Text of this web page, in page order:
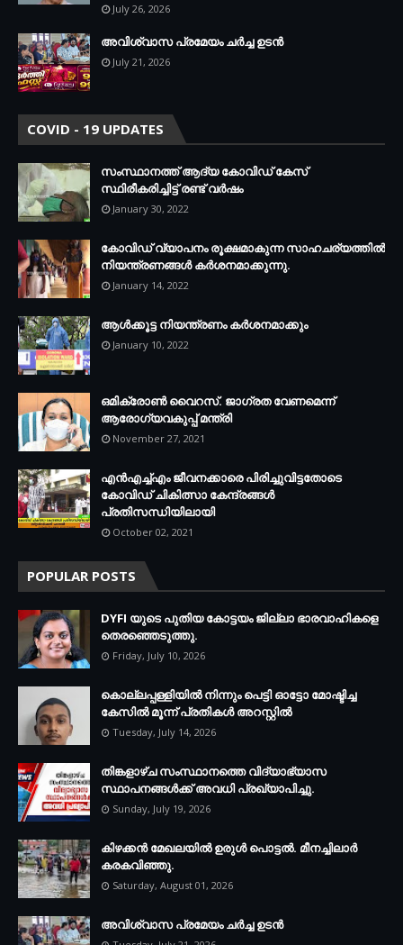
July 26, 2026
അവിശ്വാസ പ്രമേയം ചര്‍ച്ച ഉടന്‍
July 21, 2026
COVID - 19 UPDATES
സംസ്ഥാനത്ത് ആദ്യ കോവിഡ് കേസ്
സ്ഥിരീകരിച്ചിട്ട് രണ്ട് വര്‍ഷം
January 30, 2022
കോവിഡ് വ്യാപനം രൂക്ഷമാകുന്ന സാഹചര്യത്തില്‍
നിയന്ത്രണങ്ങള്‍ കര്‍ശനമാക്കുന്നു.
January 14, 2022
ആള്‍ക്കൂട്ട നിയന്ത്രണം കര്‍ശനമാക്കും
January 10, 2022
ഒമിക്രോണ്‍ വൈറസ്. ജാഗ്രത വേണമെന്ന്
ആരോഗ്യവകുപ്പ് മന്ത്രി
November 27, 2021
എന്‍എച്ച്എം ജീവനക്കാരെ പിരിച്ചുവിട്ടതോടെ
കോവിഡ് ചികിത്സാ കേന്ദ്രങ്ങള്‍
പ്രതിസന്ധിയിലായി
October 02, 2021
POPULAR POSTS
DYFI യുടെ പുതിയ കോട്ടയം ജില്ലാ ഭാരവാഹികളെ
തെരഞ്ഞെടുത്തു.
Friday, July 10, 2026
കൊല്ലപ്പള്ളിയില്‍ നിന്നും പെട്ടി ഓട്ടോ മോഷ്ടിച്ച
കേസില്‍ മൂന്ന് പ്രതികള്‍ അറസ്റ്റില്‍
Tuesday, July 14, 2026
തിങ്കളാഴ്ച സംസ്ഥാനത്തെ വിദ്യാഭ്യാസ
സ്ഥാപനങ്ങള്‍ക്ക് അവധി പ്രഖ്യാപിച്ചു.
Sunday, July 19, 2026
കിഴക്കന്‍ മേഖലയില്‍ ഉരുള്‍ പൊട്ടല്‍. മീനച്ചിലാര്‍
കരകവിഞ്ഞു.
Saturday, August 01, 2026
അവിശ്വാസ പ്രമേയം ചര്‍ച്ച ഉടന്‍